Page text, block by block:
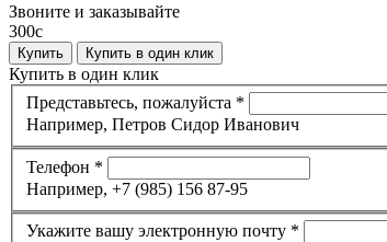
Звоните и заказывайте
300c
Купить Купить в один клик
Купить в один клик
Представьтесь, пожалуйста *
Например, Петров Сидор Иванович
Телефон *
Например, +7 (985) 156 87-95
Укажите вашу электронную почту *